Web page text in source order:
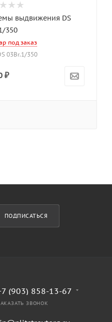
выдвижения DS
350
под заказ
03Br.1/350
₽
ПОДПИСАТЬСЯ
(903) 858-13-67
ЗВОНОК